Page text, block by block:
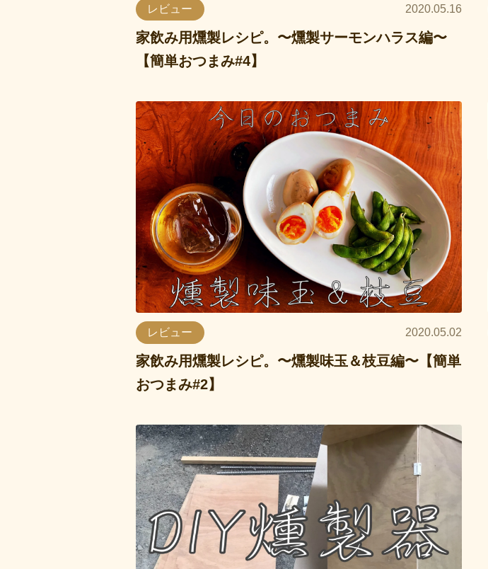
レビュー 2020.05.16
家飲み用燻製レシピ。〜燻製サーモンハラス編〜
【簡単おつまみ#4】
レビュー 2020.05.02
家飲み用燻製レシピ。〜燻製味玉＆枝豆編〜【簡単
おつまみ#2】